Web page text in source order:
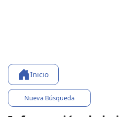
Inicio
Nueva Búsqueda